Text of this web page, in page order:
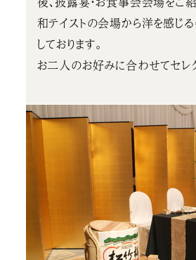
和テイストの会場から洋を感じ
しております。
お二人のお好みに合わせてセレク